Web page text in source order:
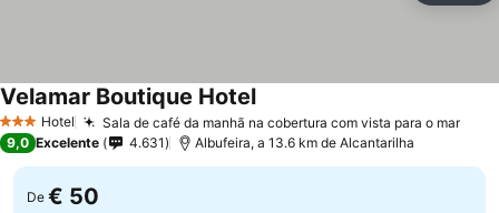
3 EstrelasHotel Sala de café da manhã na cobertura com vista para o marVer
Velamar Boutique HotelVer preços
9,0 Excelente 4.631 Albufeira, a 13.6 km de Alcantarilha
De € 50